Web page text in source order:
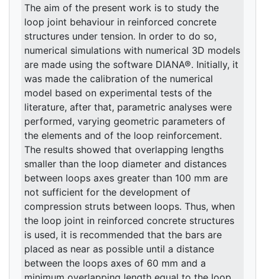
The aim of the present work is to study the
loop joint behaviour in reinforced concrete
structures under tension. In order to do so,
numerical simulations with numerical 3D models
are made using the software DIANA®. Initially, it
was made the calibration of the numerical
model based on experimental tests of the
literature, after that, parametric analyses were
performed, varying geometric parameters of
the elements and of the loop reinforcement.
The results showed that overlapping lengths
smaller than the loop diameter and distances
between loops axes greater than 100 mm are
not sufficient for the development of
compression struts between loops. Thus, when
the loop joint in reinforced concrete structures
is used, it is recommended that the bars are
placed as near as possible until a distance
between the loops axes of 60 mm and a